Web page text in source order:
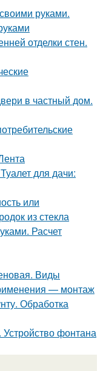
руками.
отделки стен.
в частный дом.
для дачи:
или
из стекла
Расчет
Виды
— монтаж
Обработка
фонтана